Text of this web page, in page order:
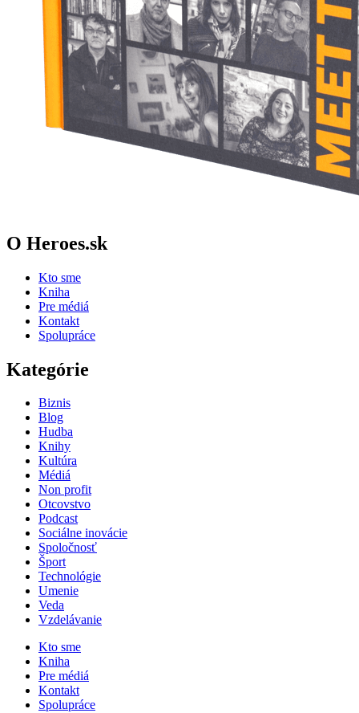
O Heroes.sk
Kto sme
Kniha
Pre médiá
Kontakt
Spolupráce
Kategórie
Biznis
Blog
Hudba
Knihy
Kultúra
Médiá
Non profit
Otcovstvo
Podcast
Sociálne inovácie
Spoločnosť
Šport
Technológie
Umenie
Veda
Vzdelávanie
Kto sme
Kniha
Pre médiá
Kontakt
Spolupráce